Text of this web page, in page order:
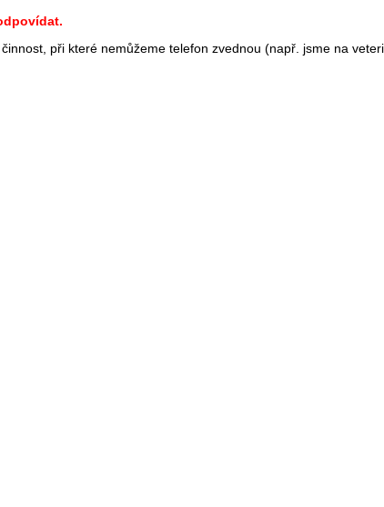
při které nemůžeme telefon zvednou (např. jsme na